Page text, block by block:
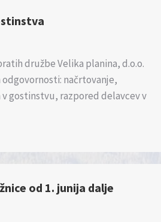
družbe Velika planina, d.o.o.
načrtovanje,
gostinstvu, razpored delavcev v
od 1. junija dalje